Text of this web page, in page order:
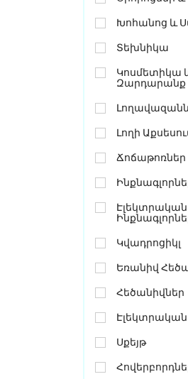
Խոհանոց ԵՒ
Տեխնիկա
Կոսմետիկա
Զարդարանք
Լողի
Ճոճաթոռներ
Էլեկտրական
Կվադրոցիկլ
Եռանիվ
Հեծանիվներ
Սքեյթ